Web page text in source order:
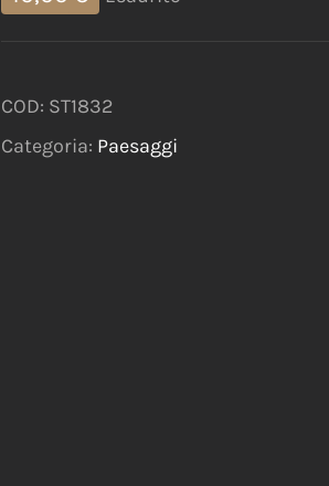
COD: ST1832
Categoria: Paesaggi